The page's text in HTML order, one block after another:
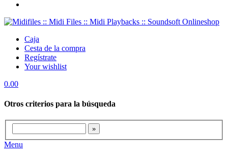
Caja
Cesta de la compra
Regístrate
Your wishlist
0.00
Otros criterios para la búsqueda
Menu